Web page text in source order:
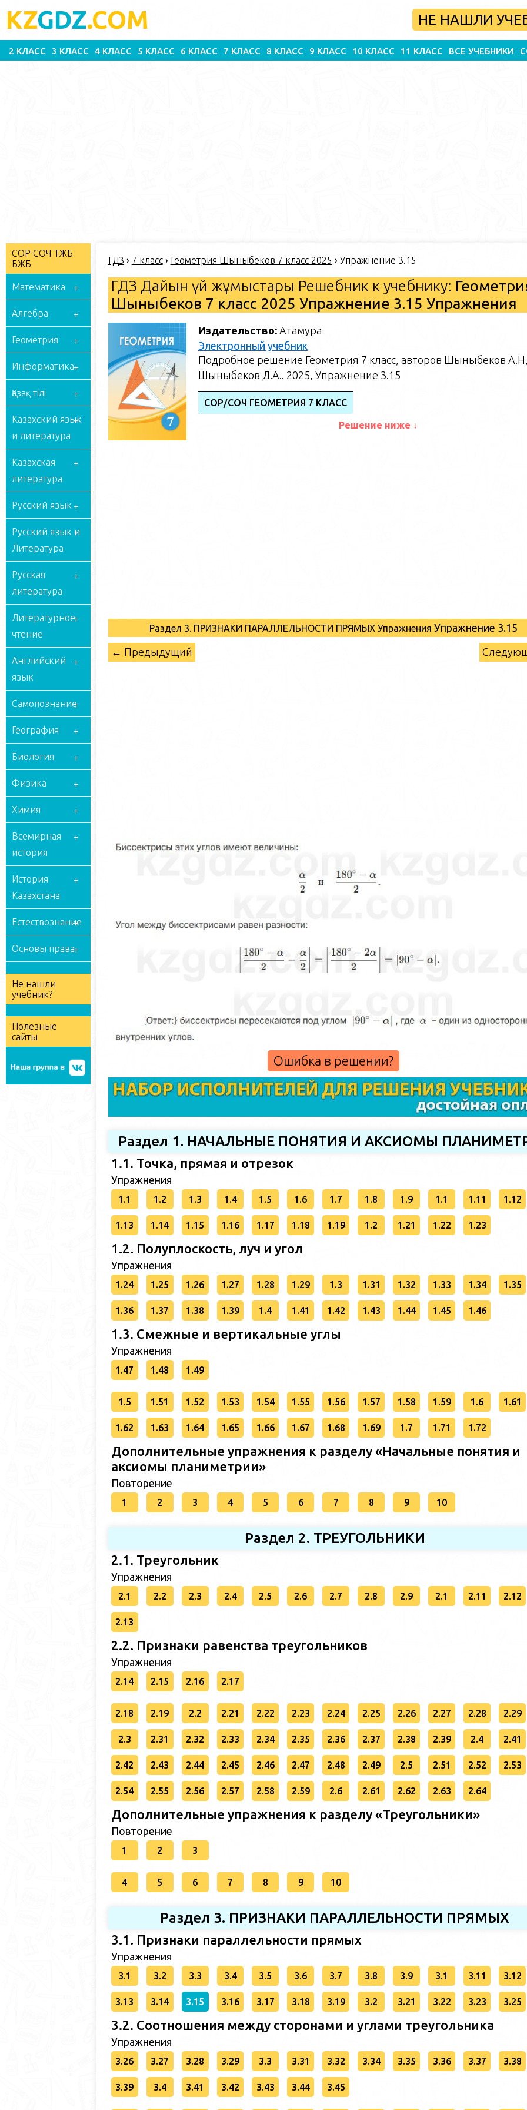
KZGDZ.COM НЕ НАШЛИ
2 КЛАСС 3 КЛАСС 4 КЛАСС 5 КЛАСС 6 КЛАСС 7 КЛАСС 8 КЛАСС 9 КЛАСС 10 КЛАСС 11 КЛАСС ВСЕ УЧЕБНИКИ
СОР СОЧ ТЖБ
БЖБ
Математика
Алгебра
Геометрия
Информатика
Қазақ тілі
Казахский язык
и литература
Казахская
литература
Русский язык
Русский язык и
Литература
Русская
литература
Литературное
чтение
Английский
язык
Самопознание
География
Биология
Физика
Химия
Всемирная
история
История
Казахстана
Естествознание
Основы права
Не нашли
учебник?
Полезные
сайты
ГДЗ › 7 класс› Геометрия Шыныбеков 7 класс 2025 › Упражнение 3.15
ГДЗ Дайын үй жұмыстары Решебник к учебнику:
Шыныбеков 7 класс 2025 Упражнение 3.15 Упражнения
Издательство: Атамура
Электронный учебник
Подробное решение Геометрия 7 класс, авторов Шыныбеков
Шыныбеков Д.А.. 2025, Упражнение 3.15
СОР/СОЧ ГЕОМЕТРИЯ 7 КЛАСС
Решение ниже ↓
Раздел 3. ПРИЗНАКИ ПАРАЛЛЕЛЬНОСТИ ПРЯМЫХ Упражнения Упражнение 3.15
← Предыдущий
Ошибка в решении?
Раздел 1. НАЧАЛЬНЫЕ ПОНЯТИЯ И АКСИОМЫ
1.1. Точка, прямая и отрезок
Упражнения
1.1 1.2 1.3 1.4 1.5 1.6 1.7 1.8 1.9 1.1 1.11 1.12
1.13 1.14 1.15 1.16 1.17 1.18 1.19 1.2 1.21 1.22 1.23
1.2. Полуплоскость, луч и угол
Упражнения
1.24 1.25 1.26 1.27 1.28 1.29 1.3 1.31 1.32 1.33 1.34 1.35
1.36 1.37 1.38 1.39 1.4 1.41 1.42 1.43 1.44 1.45 1.46
1.3. Смежные и вертикальные углы
Упражнения
1.47 1.48 1.49
1.5 1.51 1.52 1.53 1.54 1.55 1.56 1.57 1.58 1.59 1.6 1.61
1.62 1.63 1.64 1.65 1.66 1.67 1.68 1.69 1.7 1.71 1.72
Дополнительные упражнения к разделу «Начальные понятия и
аксиомы планиметрии»
Повторение
1 2 3 4 5 6 7 8 9 10
Раздел 2. ТРЕУГОЛЬНИКИ
2.1. Треугольник
Упражнения
2.1 2.2 2.3 2.4 2.5 2.6 2.7 2.8 2.9 2.1 2.11 2.12
2.13
2.2. Признаки равенства треугольников
Упражнения
2.14 2.15 2.16 2.17
2.18 2.19 2.2 2.21 2.22 2.23 2.24 2.25 2.26 2.27 2.28 2.29
2.3 2.31 2.32 2.33 2.34 2.35 2.36 2.37 2.38 2.39 2.4 2.41
2.42 2.43 2.44 2.45 2.46 2.47 2.48 2.49 2.5 2.51 2.52 2.53
2.54 2.55 2.56 2.57 2.58 2.59 2.6 2.61 2.62 2.63 2.64
Дополнительные упражнения к разделу «Треугольники»
Повторение
1 2 3
4 5 6 7 8 9 10
Раздел 3. ПРИЗНАКИ ПАРАЛЛЕЛЬНОСТИ ПРЯМЫХ
3.1. Признаки параллельности прямых
Упражнения
3.1 3.2 3.3 3.4 3.5 3.6 3.7 3.8 3.9 3.1 3.11 3.12
3.13 3.14 3.15 3.16 3.17 3.18 3.19 3.2 3.21 3.22 3.23 3.25
3.2. Соотношения между сторонами и углами треугольника
Упражнения
3.26 3.27 3.28 3.29 3.3 3.31 3.32 3.34 3.35 3.36 3.37 3.38
3.39 3.4 3.41 3.42 3.43 3.44 3.45